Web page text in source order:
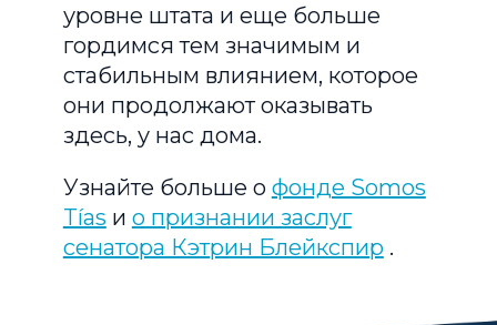
уровне штата и еще больше
гордимся тем значимым и
стабильным влиянием, которое
они продолжают оказывать
здесь, у нас дома.
Узнайте больше о фонде Somos
Tías и о признании заслуг
сенатора Кэтрин Блейкспир.